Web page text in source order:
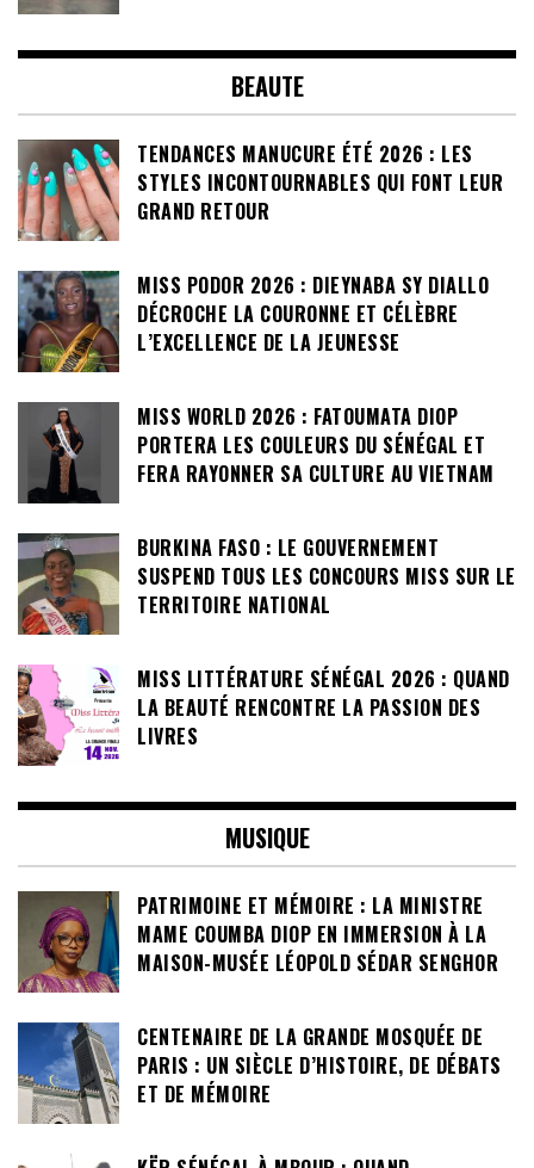
BEAUTE
TENDANCES MANUCURE ÉTÉ 2026 : LES
STYLES INCONTOURNABLES QUI FONT LEUR
GRAND RETOUR
MISS PODOR 2026 : DIEYNABA SY DIALLO
DÉCROCHE LA COURONNE ET CÉLÈBRE
L’EXCELLENCE DE LA JEUNESSE
MISS WORLD 2026 : FATOUMATA DIOP
PORTERA LES COULEURS DU SÉNÉGAL ET
FERA RAYONNER SA CULTURE AU VIETNAM
BURKINA FASO : LE GOUVERNEMENT
SUSPEND TOUS LES CONCOURS MISS SUR LE
TERRITOIRE NATIONAL
MISS LITTÉRATURE SÉNÉGAL 2026 : QUAND
LA BEAUTÉ RENCONTRE LA PASSION DES
LIVRES
MUSIQUE
PATRIMOINE ET MÉMOIRE : LA MINISTRE
MAME COUMBA DIOP EN IMMERSION À LA
MAISON-MUSÉE LÉOPOLD SÉDAR SENGHOR
CENTENAIRE DE LA GRANDE MOSQUÉE DE
PARIS : UN SIÈCLE D’HISTOIRE, DE DÉBATS
ET DE MÉMOIRE